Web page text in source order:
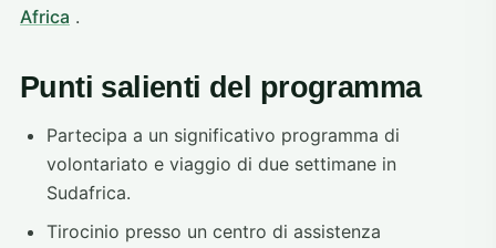
Africa .
Punti salienti del programma
Partecipa a un significativo programma di
volontariato e viaggio di due settimane in
Sudafrica.
Tirocinio presso un centro di assistenza